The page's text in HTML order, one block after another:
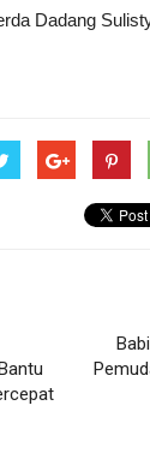
Dadang